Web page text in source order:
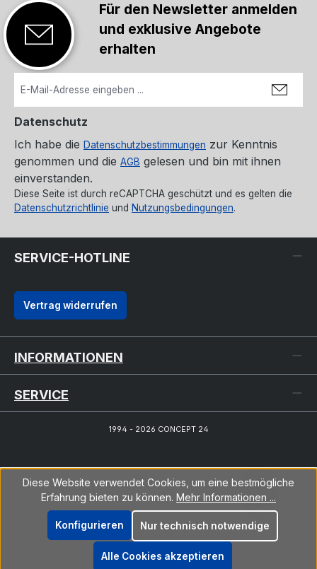
Für den Newsletter anmelden
und exklusive Angebote
erhalten
Datenschutz
Ich habe die Datenschutzbestimmungen zur Kenntnis
genommen und die AGB gelesen und bin mit ihnen
einverstanden.
Diese Seite ist durch reCAPTCHA geschützt und es gelten die
Datenschutzrichtlinie und Nutzungsbedingungen.
SERVICE-HOTLINE
Vertrag widerrufen
INFORMATIONEN
SERVICE
1994 - 2026 CONCEPT 24
Diese Website verwendet Cookies, um eine bestmögliche
Erfahrung bieten zu können. Mehr Informationen ...
Nur technisch notwendige
Konfigurieren
Alle Cookies akzeptieren